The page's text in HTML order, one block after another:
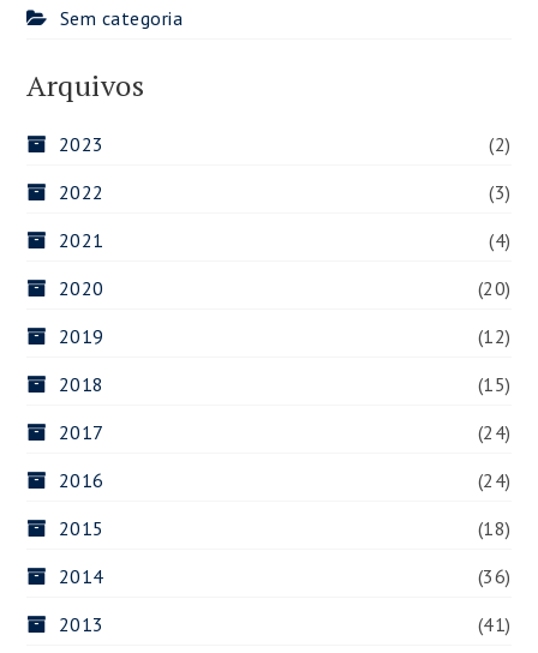
Sem categoria
Arquivos
2023
(2)
2022
(3)
2021
(4)
2020
(20)
2019
(12)
2018
(15)
2017
(24)
2016
(24)
2015
(18)
2014
(36)
2013
(41)